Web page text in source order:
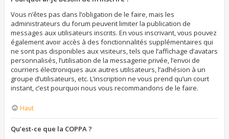
Vous n’êtes pas dans l’obligation de le faire, mais les
administrateurs du forum peuvent limiter la publication de
messages aux utilisateurs inscrits. En vous inscrivant, vous pouvez
également avoir accès à des fonctionnalités supplémentaires qui
ne sont pas disponibles aux visiteurs, tels que l’affichage d’avatars
personnalisés, l’utilisation de la messagerie privée, l’envoi de
courriers électroniques aux autres utilisateurs, l’adhésion à un
groupe d’utilisateurs, etc. L’inscription ne vous prend qu’un court
instant, c’est pourquoi nous vous recommandons de le faire.
Haut
Qu’est-ce que la COPPA ?